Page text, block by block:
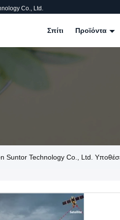
Co., Ltd.
Σπίτι Προϊόντα
Suntor Technology Co., Ltd.